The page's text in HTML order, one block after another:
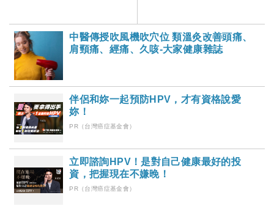
中醫傳授吹風機吹穴位 類溫灸改善頭痛、
肩頸痛、經痛、久咳-大家健康雜誌
伴侶和妳一起預防HPV，才有資格說愛
妳！
PR（台灣癌症基金會）
立即諮詢HPV！是對自己健康最好的投
資，把握現在不嫌晚！
PR（台灣癌症基金會）